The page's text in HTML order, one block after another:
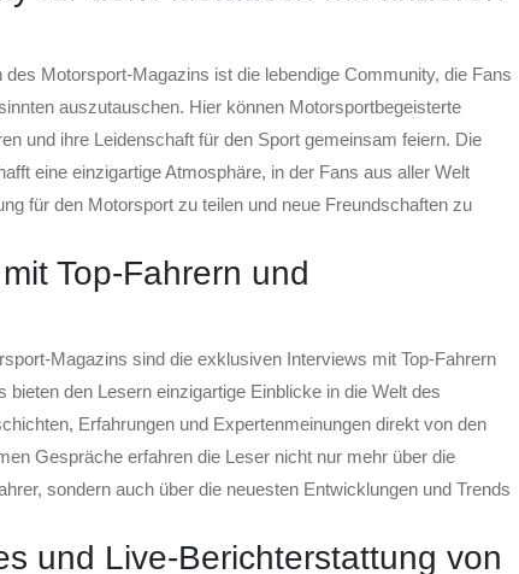
Motorsport-Magazins ist die lebendige Community, die Fans
auszutauschen. Hier können Motorsportbegeisterte
und ihre Leidenschaft für den Sport gemeinsam feiern. Die
eine einzigartige Atmosphäre, in der Fans aus aller Welt
für den Motorsport zu teilen und neue Freundschaften zu
Top-Fahrern und
Magazins sind die exklusiven Interviews mit Top-Fahrern
den Lesern einzigartige Einblicke in die Welt des
Erfahrungen und Expertenmeinungen direkt von den
Gespräche erfahren die Leser nicht nur mehr über die
sondern auch über die neuesten Entwicklungen und Trends
und Live-Berichterstattung von